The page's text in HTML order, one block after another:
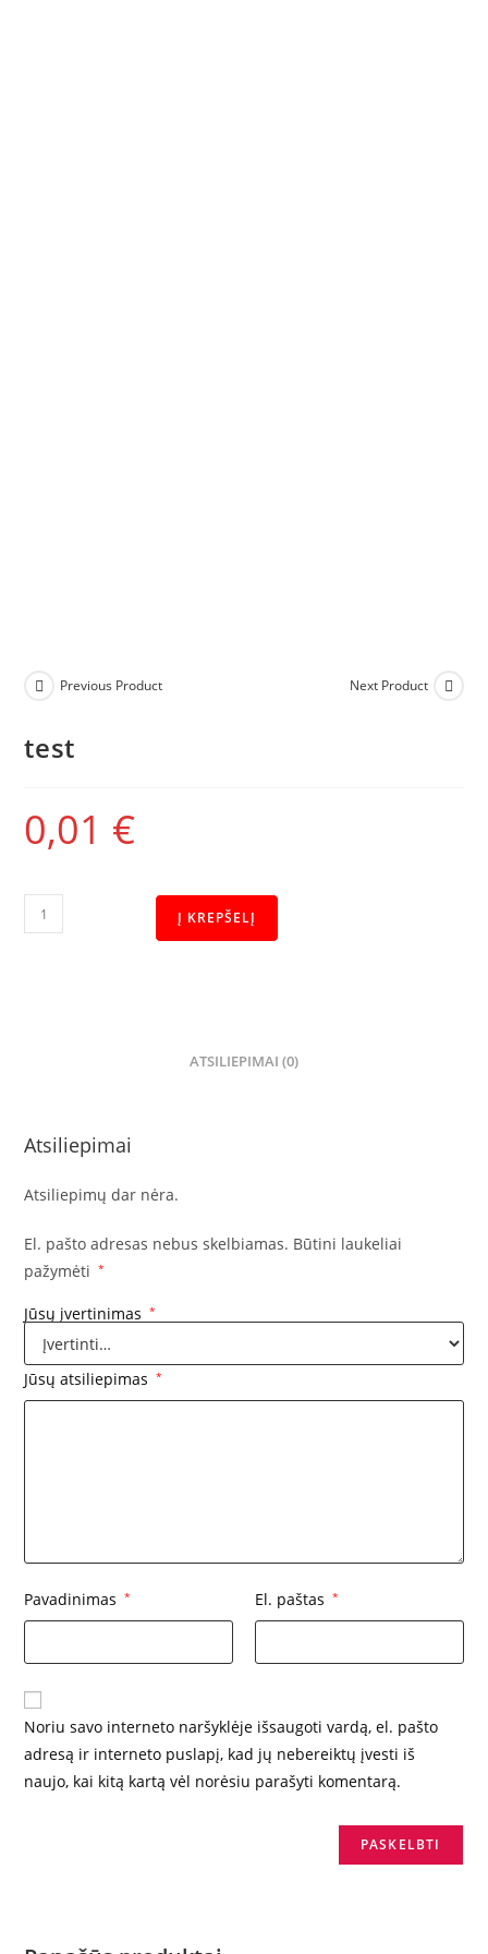
Previous Product Next Product
test
0,01 €
Į KREPŠELĮ
ATSILIEPIMAI (0)
Atsiliepimai
Atsiliepimų dar nėra.
El. pašto adresas nebus skelbiamas. Būtini laukeliai
pažymėti
*
Jūsų įvertinimas *
Jūsų atsiliepimas *
Pavadinimas * El. paštas *
Noriu savo interneto naršyklėje išsaugoti vardą, el. pašto
adresą ir interneto puslapį, kad jų nebereiktų įvesti iš
naujo, kai kitą kartą vėl norėsiu parašyti komentarą.